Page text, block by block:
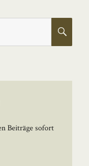
Beiträge sofort